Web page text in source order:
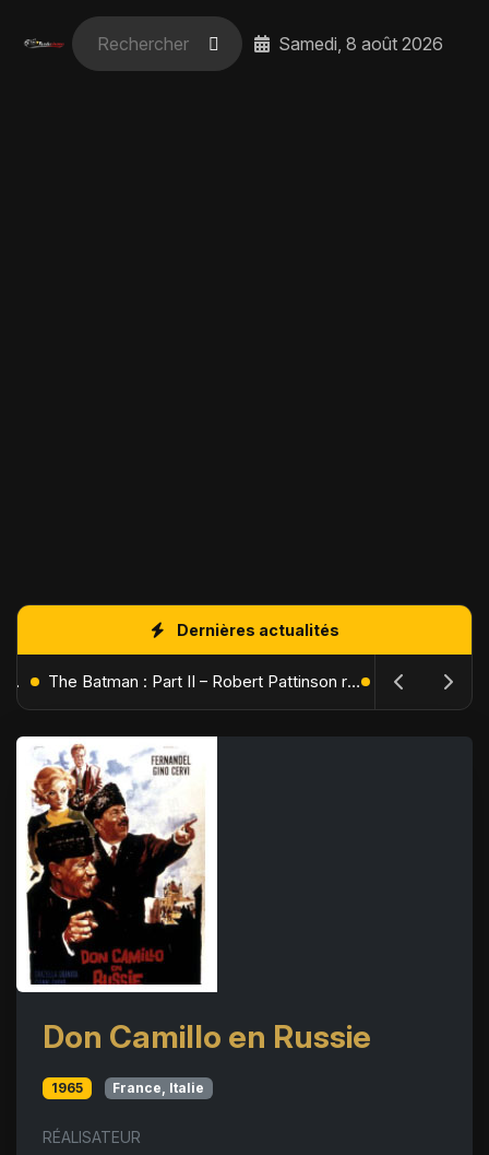
Samedi, 8 août 2026
Dernières actualités
L'Âge de Glace : Le Réveil du Volcan – Manny, Sid et Diego de retour pour une aventure explosive The Batman : Part II – Robert Pattinson replonge dans les ténèbres de Gotham dès octobre 2027
Don Camillo en Russie
1965 France, Italie
RÉALISATEUR